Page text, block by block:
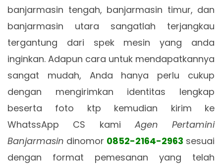
banjarmasin tengah, banjarmasin timur, dan
banjarmasin utara sangatlah terjangkau
tergantung dari spek mesin yang anda
inginkan. Adapun cara untuk mendapatkannya
sangat mudah, Anda hanya perlu cukup
dengan mengirimkan identitas lengkap
beserta foto ktp kemudian kirim ke
WhatssApp CS kami Agen Pertamini
Banjarmasin dinomor 0852-2164-2963 sesuai
dengan format pemesanan yang telah